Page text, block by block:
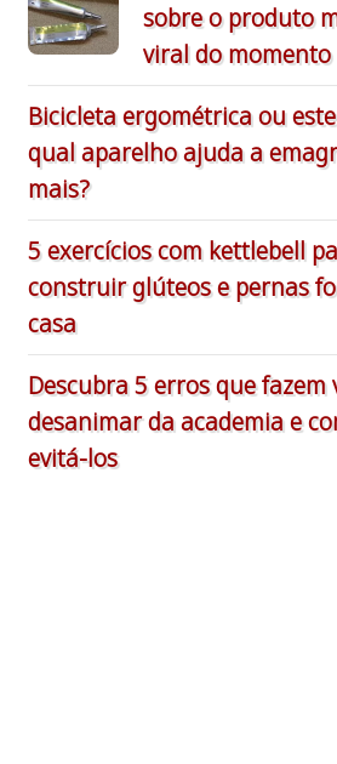
sobre o produto
viral do momento
Bicicleta ergométrica ou
qual aparelho ajuda a
mais?
5 exercícios com kettlebell
construir glúteos e pernas
casa
Descubra 5 erros que fazem
desanimar da academia e
evitá-los